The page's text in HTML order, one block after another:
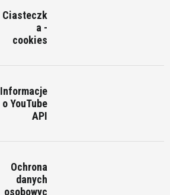
Ciasteczk
a -
cookies
Informacje
o YouTube
API
Ochrona
danych
osobowyc